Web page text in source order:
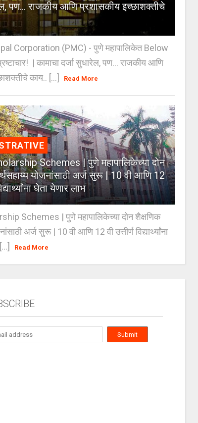
पण… राजकीय आणि प्रशासकीय इच्छाशक्तीचे
Corporation (PMC) - पुणे महापालिकेत Below
| कामाचा दर्जा सुधारेल, पण… राजकीय आणि
काय.. [...]
Read More
Schemes | पुणे महापालिकेच्या दोन
योजनांसाठी अर्ज सुरू | 10 वी आणि 12
घेता येणार लाभ
Schemes | पुणे महापालिकेच्या दोन शैक्षणिक
अर्ज सुरू | 10 वी आणि 12 वी उत्तीर्ण विद्यार्थ्यांना
Read More